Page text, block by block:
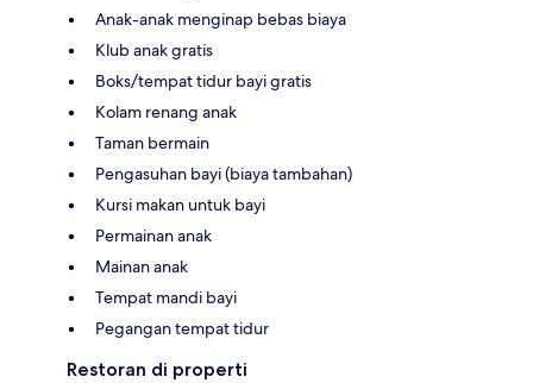
Anak-anak menginap bebas biaya
Klub anak gratis
Boks/tempat tidur bayi gratis
Kolam renang anak
Taman bermain
Pengasuhan bayi (biaya tambahan)
Kursi makan untuk bayi
Permainan anak
Mainan anak
Tempat mandi bayi
Pegangan tempat tidur
Restoran di properti